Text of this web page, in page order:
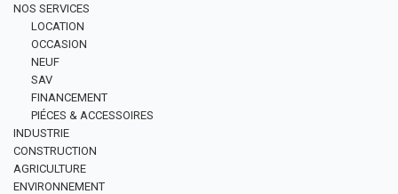
NOS SERVICES
LOCATION
OCCASION
NEUF
SAV
FINANCEMENT
PIÉCES & ACCESSOIRES
INDUSTRIE
CONSTRUCTION
AGRICULTURE
ENVIRONNEMENT